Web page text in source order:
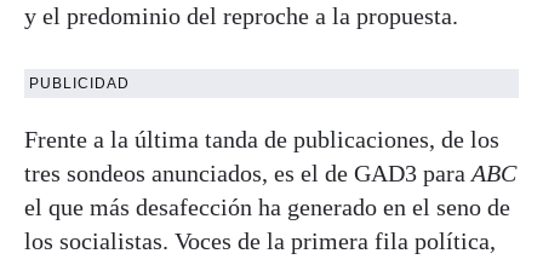
y el predominio del reproche a la propuesta.
PUBLICIDAD
Frente a la última tanda de publicaciones, de los
tres sondeos anunciados, es el de GAD3 para ABC
el que más desafección ha generado en el seno de
los socialistas. Voces de la primera fila política,